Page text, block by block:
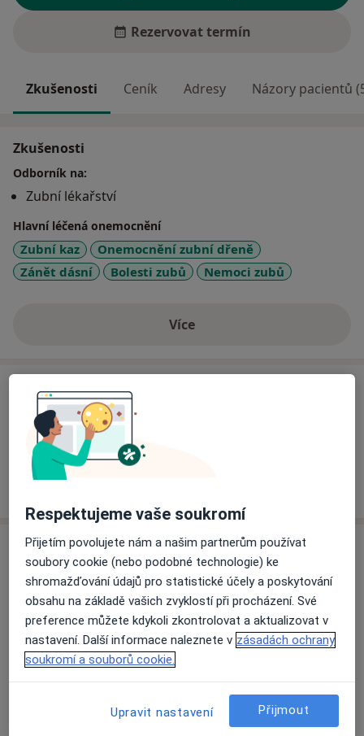
Rezervovat termín
Zkušenosti Ceník Adresy Názory pacientů
Zkušenosti
Odborník na:
Zubní lékařství
Hlavní léčená onemocnění
Zubní kaz
Onemocnění zubní dřeně
Zánět dásní
Bolesti zubů Nemoci zubů
Víceo zkušenostech
Ceník
Informace o službách a cenách nejsou k dispozici
Tento specialista ještě nepřidával žádné informace o
svých službách.
Adresa
DentalScope s.r.o., praktický lékař
stomatolog
Poštovní 39/2451, Moravská Ostrava a Přívoz,
Ostrava70200
se otevře v nové záložce
Respektujeme vaše soukromí
Přijetím povolujete nám a našim partnerům používat
soubory cookie (nebo podobné technologie) ke
shromažďování údajů pro statistické účely a poskytování
obsahu na základě vašich zvyklostí při procházení. Své
preference můžete kdykoli zkontrolovat a aktualizovat v
nastavení. Další informace naleznete v zásadách ochrany
soukromí a souborů cookie.
Upravit nastavení Přijmout